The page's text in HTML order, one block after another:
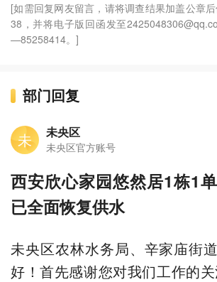
[如需回复网友留言，请将调查结果加盖公章
38，并将电子版回函发至
—85258414。]
部门回复
未 未央区
未央区官方账号
西安欣心家园悠然居1栋1
已全面恢复供水
未央区农林水务局、辛家庙街
好！首先感谢您对我们工作的